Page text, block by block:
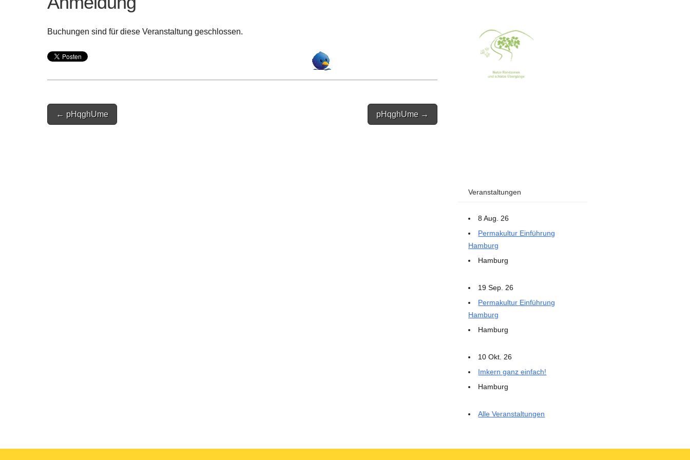
Buchungen sind für diese Veranstaltung geschlossen.
Post
navigation
← pHqghUme pHqghUme →
Veranstaltungen
8 Aug. 26
Permakultur Einführung
Hamburg
Hamburg
19 Sep. 26
Permakultur Einführung
Hamburg
Hamburg
10 Okt. 26
Imkern ganz einfach!
Hamburg
Alle Veranstaltungen